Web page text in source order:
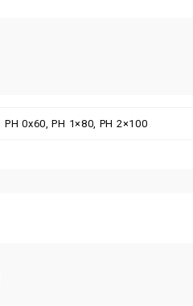
PH 0x60, PH 1×80, PH 2×100